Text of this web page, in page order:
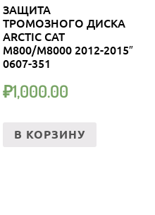
ЗАЩИТА
ТРОМОЗНОГО ДИСКА
ARCTIC CAT
M800/M8000 2012-2015″
0607-351
₽1,000.00
В КОРЗИНУ